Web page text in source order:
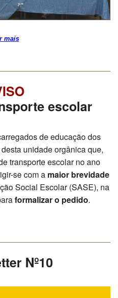
mais
escolar
de educação dos
unidade orgânica que,
transporte escolar no ano
se com a maior brevidade
Social Escolar (SASE), na
formalizar o pedido.
Nº10